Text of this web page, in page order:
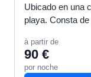
Ubicado en una
playa. Consta
à partir de
90 €
por noche